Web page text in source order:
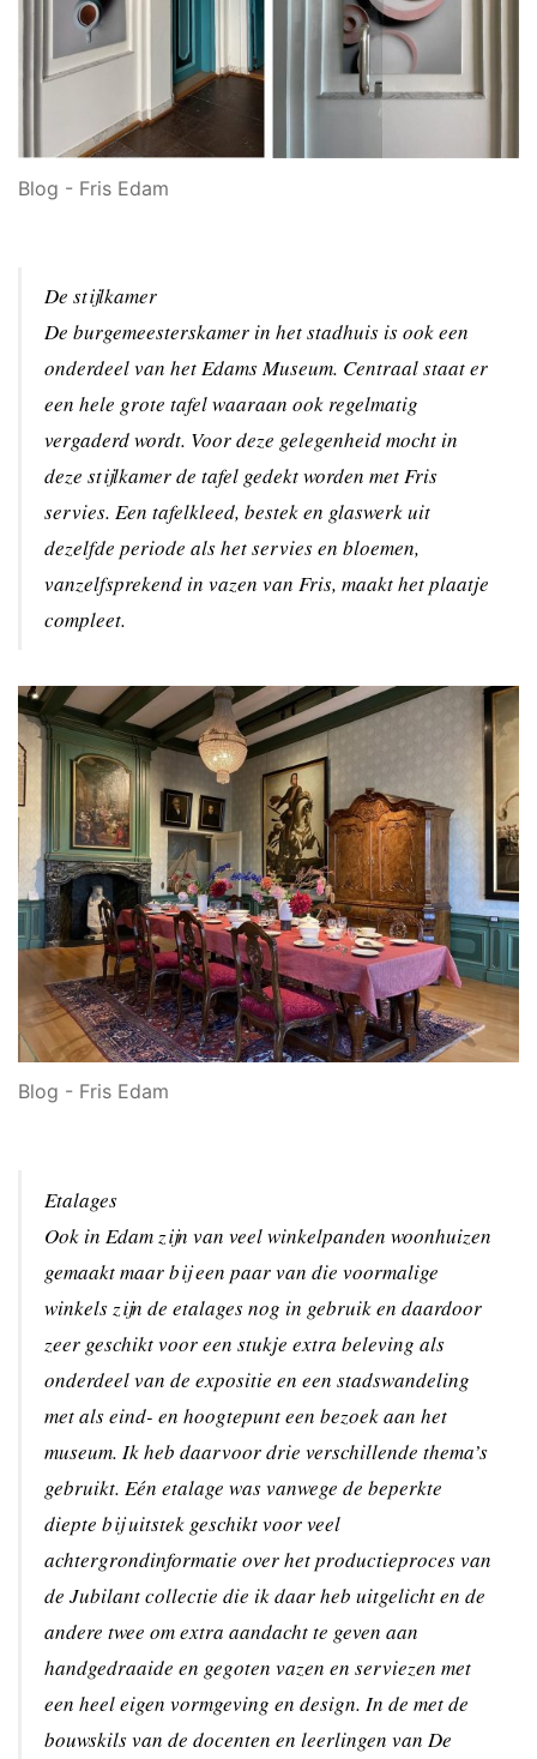
Blog - Fris Edam
De stijlkamer
De burgemeesterskamer in het stadhuis is ook een
onderdeel van het Edams Museum. Centraal staat er
een hele grote tafel waaraan ook regelmatig
vergaderd wordt. Voor deze gelegenheid mocht in
deze stijlkamer de tafel gedekt worden met Fris
servies. Een tafelkleed, bestek en glaswerk uit
dezelfde periode als het servies en bloemen,
vanzelfsprekend in vazen van Fris, maakt het plaatje
compleet.
Blog - Fris Edam
Etalages
Ook in Edam zijn van veel winkelpanden woonhuizen
gemaakt maar bij een paar van die voormalige
winkels zijn de etalages nog in gebruik en daardoor
zeer geschikt voor een stukje extra beleving als
onderdeel van de expositie en een stadswandeling
met als eind- en hoogtepunt een bezoek aan het
museum. Ik heb daarvoor drie verschillende thema’s
gebruikt. Eén etalage was vanwege de beperkte
diepte bij uitstek geschikt voor veel
achtergrondinformatie over het productieproces van
de Jubilant collectie die ik daar heb uitgelicht en de
andere twee om extra aandacht te geven aan
handgedraaide en gegoten vazen en serviezen met
een heel eigen vormgeving en design. In de met de
bouwskils van de docenten en leerlingen van De